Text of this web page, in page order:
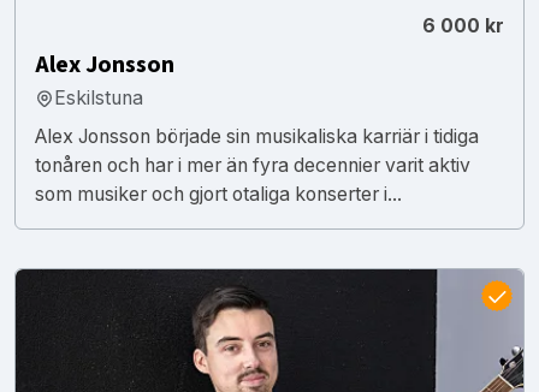
6 000 kr
Alex Jonsson
Eskilstuna
Alex Jonsson började sin musikaliska karriär i tidiga
tonåren och har i mer än fyra decennier varit aktiv
som musiker och gjort otaliga konserter i...